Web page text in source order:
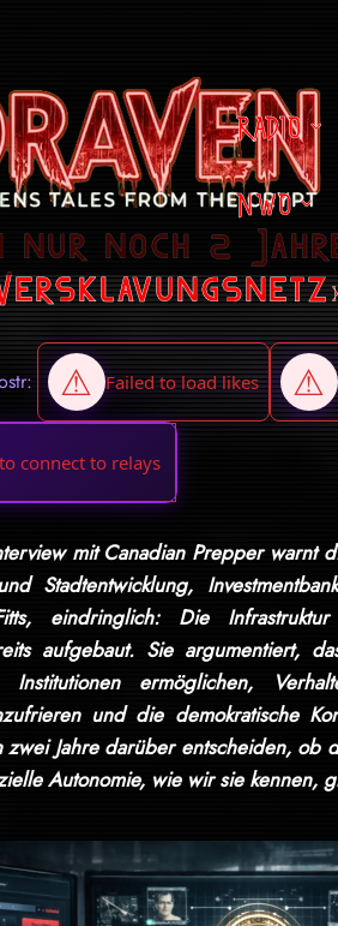
RADIO
NWO
nur noch 2
mit Canadian Prepper warnt
Stadtentwicklung,
eindringlich: Die
aufgebaut. Sie argumentiert,
Institutionen ermöglichen,
und die demokratische
zwei Jahre darüber entscheiden,
Autonomie, wie wir sie kennen,